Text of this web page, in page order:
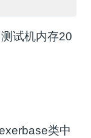
试机内存20
类中